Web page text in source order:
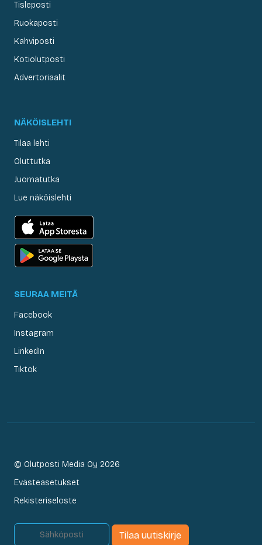
Tisleposti
Ruokaposti
Kahviposti
Kotiolutposti
Advertoriaalit
NÄKÖISLEHTI
Tilaa lehti
Oluttutka
Juomatutka
Lue näköislehti
SEURAA MEITÄ
Facebook
Instagram
LinkedIn
Tiktok
© Olutposti Media Oy 2026
Evästeasetukset
Rekisteriseloste
Tilaa uutiskirje